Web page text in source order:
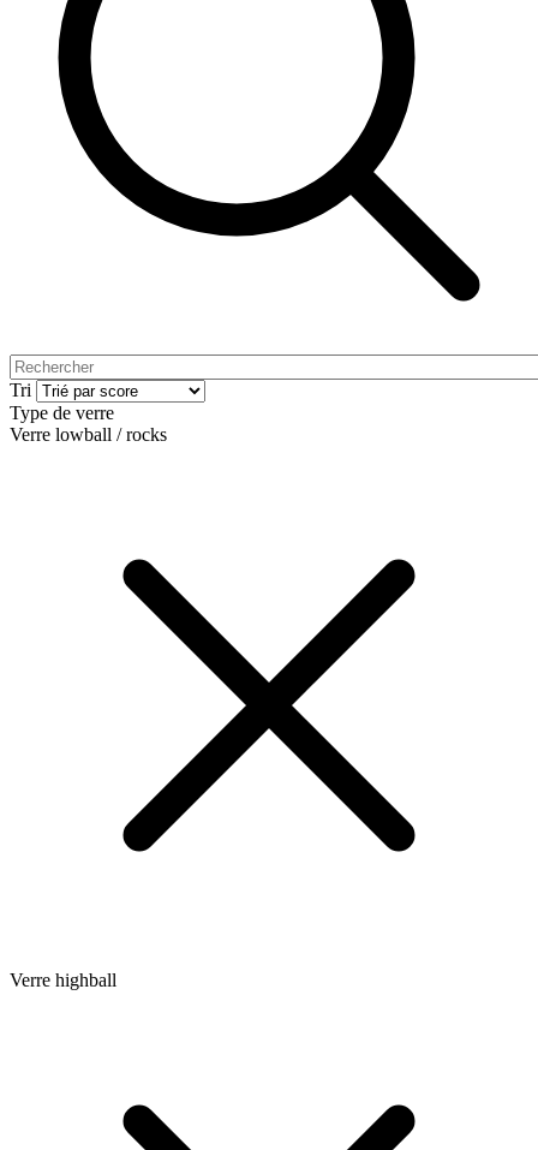
Tri
Type de verre
Verre lowball / rocks
Verre highball